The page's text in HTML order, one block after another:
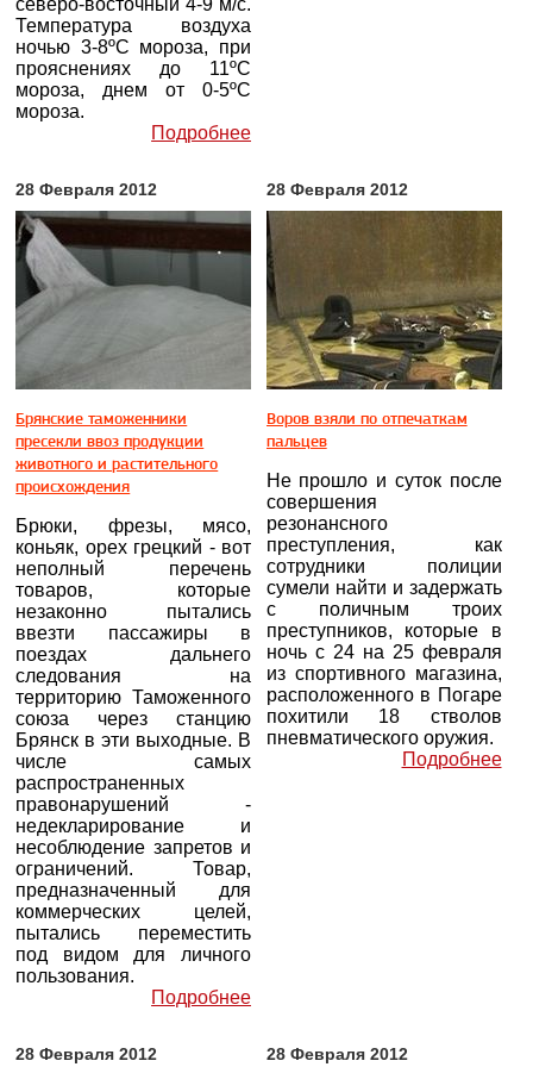
северо-восточный 4-9 м/с.
Температура воздуха
ночью 3-8ºС мороза, при
прояснениях до 11ºС
мороза, днем от 0-5ºС
мороза.
Подробнее
28 Февраля 2012
Брянские таможенники
пресекли ввоз продукции
животного и растительного
происхождения
Брюки, фрезы, мясо,
коньяк, орех грецкий - вот
неполный перечень
товаров, которые
незаконно пытались
ввезти пассажиры в
поездах дальнего
следования на
территорию Таможенного
союза через станцию
Брянск в эти выходные. В
числе самых
распространенных
правонарушений -
недекларирование и
несоблюдение запретов и
ограничений. Товар,
предназначенный для
коммерческих целей,
пытались переместить
под видом для личного
пользования.
Подробнее
28 Февраля 2012
Воров взяли по отпечаткам
пальцев
Не прошло и суток после
совершения
резонансного
преступления, как
сотрудники полиции
сумели найти и задержать
с поличным троих
преступников, которые в
ночь с 24 на 25 февраля
из спортивного магазина,
расположенного в Погаре
похитили 18 стволов
пневматического оружия.
Подробнее
28 Февраля 2012 28 Февраля 2012